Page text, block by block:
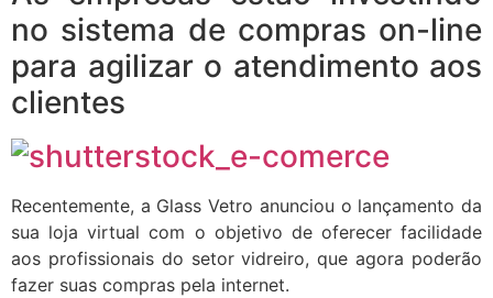
no sistema de compras on-line
para agilizar o atendimento aos
clientes
Recentemente, a Glass Vetro anunciou o lançamento da
sua loja virtual com o objetivo de oferecer facilidade
aos profissionais do setor vidreiro, que agora poderão
fazer suas compras pela internet.